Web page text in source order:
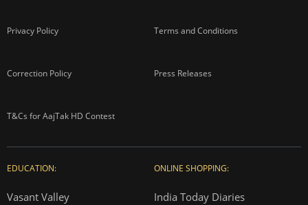
Privacy Policy Terms and Conditions
Correction Policy Press Releases
T&Cs for AajTak HD Contest
EDUCATION:
Vasant Valley
ONLINE SHOPPING:
India Today Diaries